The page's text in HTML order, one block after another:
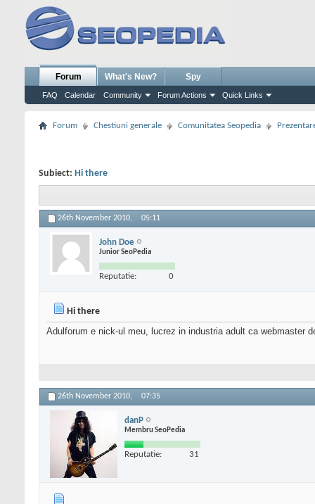
Forum
FAQ Calendar Community Forum Actions Quick Links
What's New? Spy
Forum Chestiuni generale Comunitatea Seopedia
Subiect: Hi there
26th November 2010, 05:11
John Doe
Junior SeoPedia
Reputatie: 0
Hi there
Adulforum e nick-ul meu, lucrez in industria adult ca webmaster
26th November 2010, 07:35
danP
Membru SeoPedia
Reputatie: 31